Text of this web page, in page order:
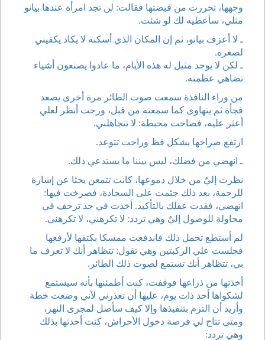
وجهها، تحررت من قبضتها فقالت: لن تجد امرأة عندها بيانو
مثلي، سأعطيه لك لو شئت.
ـ لا أعزف بيانو، ثم إن المكان الذي أسكنه لا يكاد يكفيني
لصغره.
ـ لكن لا يوجد مثيل له هذه الأيام، ما عادوا يصنعون أشياء
تضاهي عظمته.
من وراء النافذة سمعت صوت الطائر مرة أخرى يصعد
فجأة ثم يتهاوى كما سمعته من قبل، ورحت أنظر لعلي
أعثر عليه، فصاحت محبطة: لا تتجاهلني.
ارتفع صراخها بشكل فظ وراحت تتوعد.
ـ انهضي من فضلك، ليس بيننا ما يستدعي ذلك.
نظرت إليٌ من خلال دموعها، كانت تتمعن بحثا عن إشارة
للرحمة، بعد ذلك جثمت على السجادة، فصرخت فيها:
انهضي، فقدت عقلك بالتأكيد. أخذت في جد تزحف في
محاولة للوصول إليٌ وهي تردد: لا تكرهني، لا تكرهني.
لم أستطع تحمل ذلك فاندفعت ممسكا بكتفها لأرفعها
فجلست علي الركبتين وهي تقول: تتظاهر أنك لا تعرف ما
بي، تتظاهر أنك تستمع لصوت ذلك الطائر.
أخذتها من ذراعها فوقفت، كنت أطمئنها بأنه سيستمع
لشكواها أحد ذات يوم، عليها أن تعذرني لأني وضعت خطة
وأريد أن التزم بتنفيذها وإلا كيف سأصل لمجرى النهر،
ومتى تتاح لي فرصة دخول الأحراش، كنت أحدثها بذلك
وهي تردد: